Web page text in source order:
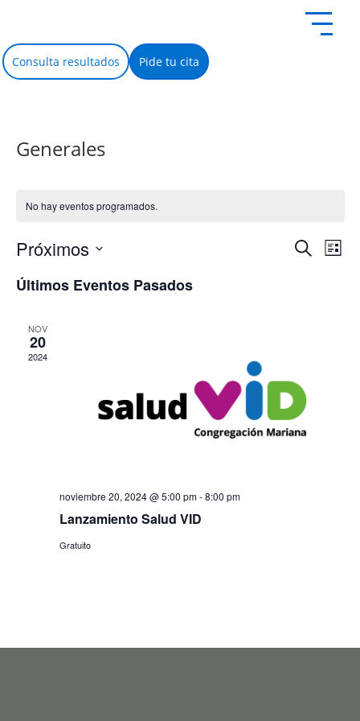
Consulta resultados Pide tu cita
Generales
No hay eventos programados.
vistas
de
Buscar
Lista
Próximos
la
fecha.
Últimos Eventos Pasados
NOV
20
2024
noviembre 20, 2024 @ 5:00 pm-8:00 pm
Lanzamiento Salud VID
Gratuito